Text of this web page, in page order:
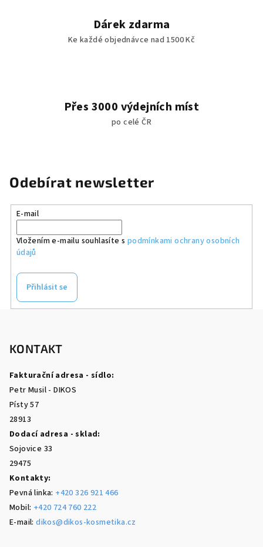
Dárek zdarma
Ke každé objednávce nad 1500 Kč
Přes 3000 výdejních míst
po celé ČR
Odebírat newsletter
E-mail
Vložením e-mailu souhlasíte s podmínkami ochrany osobních
údajů
Přihlásit se
KONTAKT
Fakturační adresa - sídlo:
Petr Musil - DIKOS
Písty 57
28913
Dodací adresa - sklad:
Sojovice 33
29475
Kontakty:
Pevná linka: +420 326 921 466
Mobil: +420 724 760 222
E-mail:dikos@dikos-kosmetika.cz